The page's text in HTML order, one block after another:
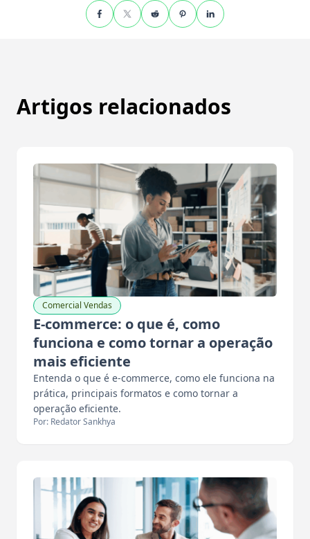
Artigos relacionados
Comercial Vendas
E-commerce: o que é, como
funciona e como tornar a operação
mais eficiente
Entenda o que é e-commerce, como ele funciona na
prática, principais formatos e como tornar a
operação eficiente.
Por: Redator Sankhya